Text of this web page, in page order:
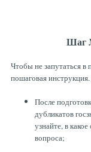
Шаг
Чтобы не запутаться
пошаговая
После
дубликатов
узнайте, в
вопроса;